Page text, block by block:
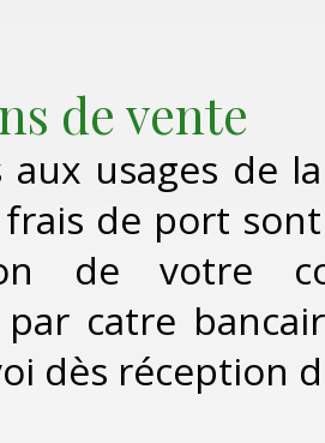
de vente
aux usages de
de port
de votre
par catre
dès réception